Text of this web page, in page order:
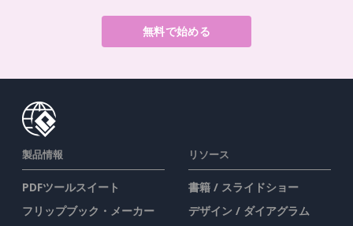
無料で始める
製品情報
PDFツールスイート
フリップブック・メーカー
リソース
書籍 / スライドショー
デザイン / ダイアグラム